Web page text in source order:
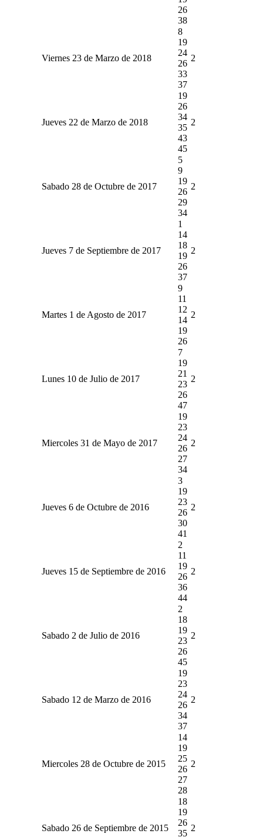
26
38
Viernes 23 de Marzo de 2018
8
19
24
26
33
37
2
Jueves 22 de Marzo de 2018
19
26
34
35
43
45
2
Sabado 28 de Octubre de 2017
5
9
19
26
29
34
2
Jueves 7 de Septiembre de 2017
1
14
18
19
26
37
2
Martes 1 de Agosto de 2017
9
11
12
14
19
26
2
Lunes 10 de Julio de 2017
7
19
21
23
26
47
2
Miercoles 31 de Mayo de 2017
19
23
24
26
27
34
2
Jueves 6 de Octubre de 2016
3
19
23
26
30
41
2
Jueves 15 de Septiembre de 2016
2
11
19
26
36
44
2
Sabado 2 de Julio de 2016
2
18
19
23
26
45
2
Sabado 12 de Marzo de 2016
19
23
24
26
34
37
2
Miercoles 28 de Octubre de 2015
14
19
25
26
27
28
2
Sabado 26 de Septiembre de 2015
18
19
26
35
2